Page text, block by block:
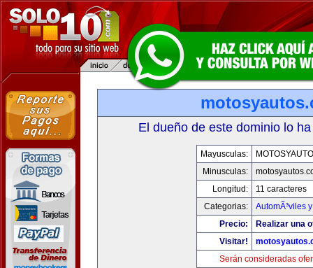
El dueño de este dominio lo
Mayusculas:
Minusculas:
Longitud:
11 caracteres
Categorias:
AutomÃ³viles
Precio:
Realizar una
Visitar!
Serán consideradas